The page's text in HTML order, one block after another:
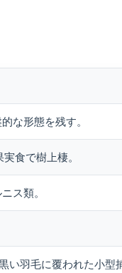
な形態を残す。
食で樹上棲。
ス類。
羽毛に覆われた小型